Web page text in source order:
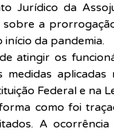
Jurídico da
a
da pandemia.
atingir os
medidas
Federal e na
como foi
A